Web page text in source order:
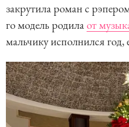
закрутила роман с
го модель родилаот
мальчику исполнился год,